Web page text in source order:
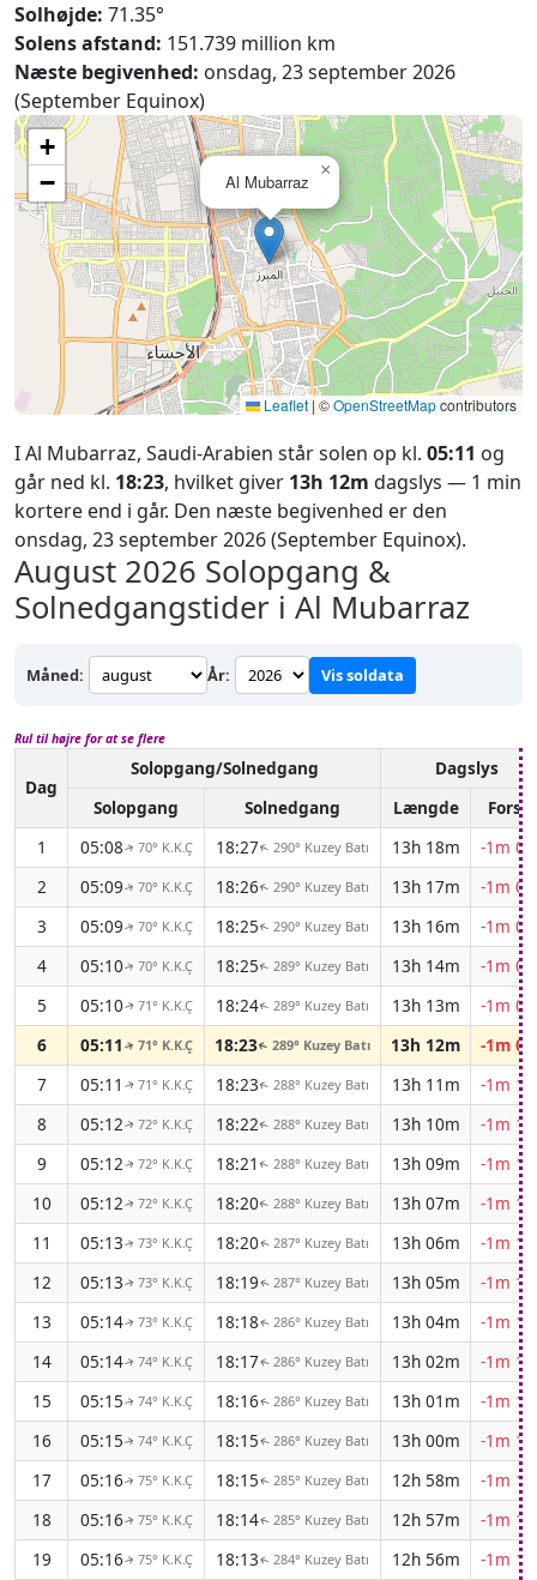
Solhøjde: 71.35°
Solens afstand: 151.739 million km
Næste begivenhed: onsdag, 23 september 2026
(September Equinox)
Al Mubarraz
×
+
−
Leaflet |©OpenStreetMapcontributors
I Al Mubarraz, Saudi-Arabien står solen op kl. 05:11 og
går ned kl. 18:23, hvilket giver 13h 12m dagslys — 1 min
kortere end i går. Den næste begivenhed er den
onsdag, 23 september 2026 (September Equinox).
August 2026 Solopgang &
Solnedgangstider i Al Mubarraz
Måned: År: Vis soldata
Rul til højre for at se flere
Dag
Solopgang/Solnedgang
Dagslys
Solopgang
Solnedgang Længde
Forsk.
1
05:08↑ 70° K.K.Ç 18:27↑ 290° Kuzey Batı 13h 18m
-1m
2
05:09↑ 70° K.K.Ç 18:26↑ 290° Kuzey Batı 13h 17m
-1m
3
05:09↑ 70° K.K.Ç 18:25↑ 290° Kuzey Batı 13h 16m
-1m
4
05:10↑ 70° K.K.Ç 18:25↑ 289° Kuzey Batı 13h 14m
-1m
5
05:10↑ 71° K.K.Ç 18:24↑ 289° Kuzey Batı 13h 13m
-1m
6
05:11 ↑ 71° K.K.Ç 18:23↑289° Kuzey Batı 13h 12m
-1m
7
05:11 ↑ 71° K.K.Ç 18:23↑ 288° Kuzey Batı 13h 11m
-1m
8
05:12↑ 72° K.K.Ç 18:22↑ 288° Kuzey Batı 13h 10m
-1m
9
05:12↑ 72° K.K.Ç 18:21 ↑ 288° Kuzey Batı 13h 09m
-1m
10
05:12↑ 72° K.K.Ç 18:20↑ 288° Kuzey Batı 13h 07m
-1m
11
05:13↑ 73° K.K.Ç 18:20↑ 287° Kuzey Batı 13h 06m
-1m
12
05:13↑ 73° K.K.Ç 18:19↑ 287° Kuzey Batı 13h 05m
-1m
13
05:14↑ 73° K.K.Ç 18:18↑ 286° Kuzey Batı 13h 04m
-1m
14
05:14↑ 74° K.K.Ç 18:17↑ 286° Kuzey Batı 13h 02m
-1m
15
05:15↑ 74° K.K.Ç 18:16↑ 286° Kuzey Batı 13h 01m
-1m
16
05:15↑ 74° K.K.Ç 18:15↑ 286° Kuzey Batı 13h 00m
-1m
17
05:16↑ 75° K.K.Ç 18:15↑ 285° Kuzey Batı 12h 58m
-1m
18
05:16↑ 75° K.K.Ç 18:14↑ 285° Kuzey Batı 12h 57m
-1m
19
05:16↑ 75° K.K.Ç 18:13↑ 284° Kuzey Batı 12h 56m
-1m